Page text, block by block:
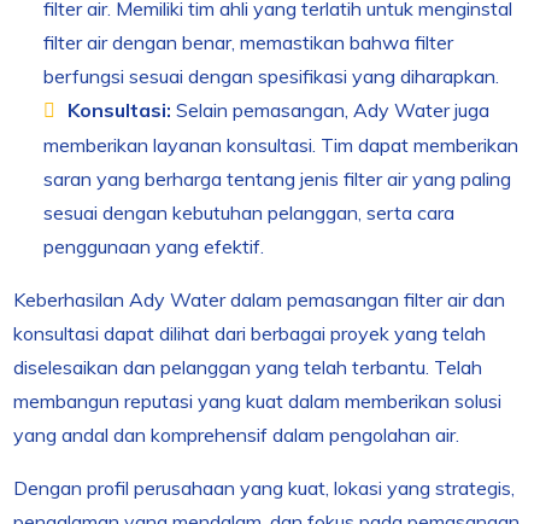
filter air. Memiliki tim ahli yang terlatih untuk menginstal
filter air dengan benar, memastikan bahwa filter
berfungsi sesuai dengan spesifikasi yang diharapkan.
Konsultasi: Selain pemasangan, Ady Water juga
memberikan layanan konsultasi. Tim dapat memberikan
saran yang berharga tentang jenis filter air yang paling
sesuai dengan kebutuhan pelanggan, serta cara
penggunaan yang efektif.
Keberhasilan Ady Water dalam pemasangan filter air dan
konsultasi dapat dilihat dari berbagai proyek yang telah
diselesaikan dan pelanggan yang telah terbantu. Telah
membangun reputasi yang kuat dalam memberikan solusi
yang andal dan komprehensif dalam pengolahan air.
Dengan profil perusahaan yang kuat, lokasi yang strategis,